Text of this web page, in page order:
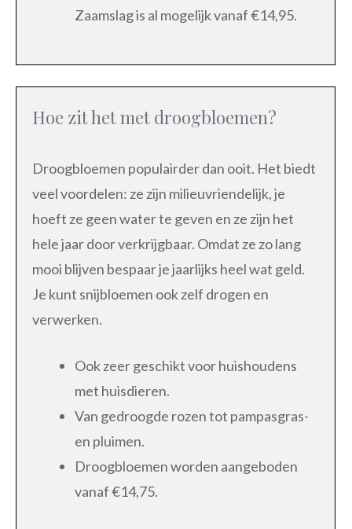
Zaamslag is al mogelijk vanaf €14,95.
Hoe zit het met droogbloemen?
Droogbloemen populairder dan ooit. Het biedt
veel voordelen: ze zijn milieuvriendelijk, je
hoeft ze geen water te geven en ze zijn het
hele jaar door verkrijgbaar. Omdat ze zo lang
mooi blijven bespaar je jaarlijks heel wat geld.
Je kunt snijbloemen ook zelf drogen en
verwerken.
Ook zeer geschikt voor huishoudens
met huisdieren.
Van gedroogde rozen tot pampasgras-
en pluimen.
Droogbloemen worden aangeboden
vanaf €14,75.